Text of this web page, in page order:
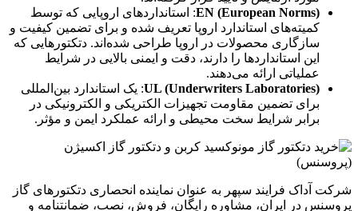
EN (European Norms): استانداردهای اروپایی که توسط
کمیته‌های استاندارد اروپا تعریف شده و برای تضمین کیفیت و
سازگاری محصولات در اروپا طراحی شده‌اند. دتکتورهایی که
این استانداردها را دارند، دقت و ایمنی بالایی در شرایط
عملیاتی ارائه می‌دهند.
UL (Underwriters Laboratories): یک استاندارد بین‌المللی
برای تضمین مقاومت تجهیزات الکتریکی و الکترونیکی در
برابر شرایط سخت محیطی و ارائه عملکرد ایمن و مؤثر.
شرکت آداک فرایند سپهر به عنوان نماینده انحصاری دتکتورهای گاز
پروسنس در ایران، مشاوره رایگان، فروش، نصب، ضمانتنامه و